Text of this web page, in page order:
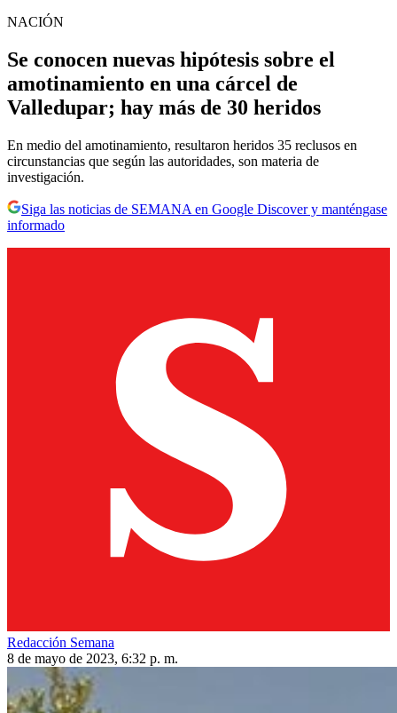
NACIÓN
Se conocen nuevas hipótesis sobre el
amotinamiento en una cárcel de
Valledupar; hay más de 30 heridos
En medio del amotinamiento, resultaron heridos 35 reclusos en
circunstancias que según las autoridades, son materia de
investigación.
Siga las noticias de SEMANA en Google Discover y manténgase
informado
Redacción Semana
8 de mayo de 2023, 6:32 p. m.